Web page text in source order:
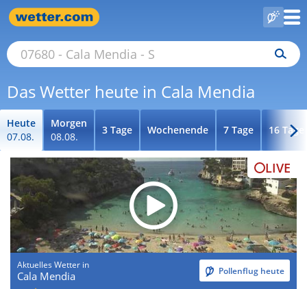
Das Wetter heute in Cala Mendia
Heute
07.08.
Morgen
08.08.
3 Tage Wochenende 7 Tage 16 Tage
LIVE
Aktuelles Wetter in
Cala Mendia Pollenflug heute